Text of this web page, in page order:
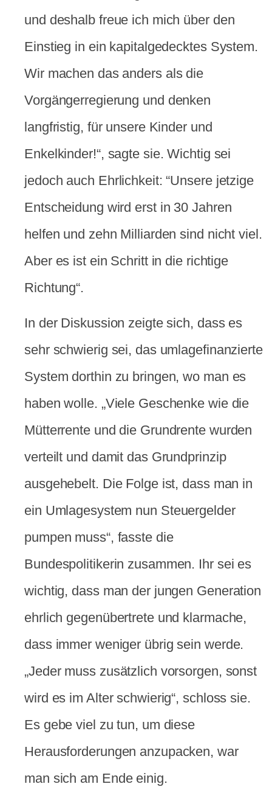
und deshalb freue ich mich über den
Einstieg in ein kapitalgedecktes System.
Wir machen das anders als die
Vorgängerregierung und denken
langfristig, für unsere Kinder und
Enkelkinder!“, sagte sie. Wichtig sei
jedoch auch Ehrlichkeit: “Unsere jetzige
Entscheidung wird erst in 30 Jahren
helfen und zehn Milliarden sind nicht viel.
Aber es ist ein Schritt in die richtige
Richtung“.
In der Diskussion zeigte sich, dass es
sehr schwierig sei, das umlagefinanzierte
System dorthin zu bringen, wo man es
haben wolle. „Viele Geschenke wie die
Mütterrente und die Grundrente wurden
verteilt und damit das Grundprinzip
ausgehebelt. Die Folge ist, dass man in
ein Umlagesystem nun Steuergelder
pumpen muss“, fasste die
Bundespolitikerin zusammen. Ihr sei es
wichtig, dass man der jungen Generation
ehrlich gegenübertrete und klarmache,
dass immer weniger übrig sein werde.
„Jeder muss zusätzlich vorsorgen, sonst
wird es im Alter schwierig“, schloss sie.
Es gebe viel zu tun, um diese
Herausforderungen anzupacken, war
man sich am Ende einig.